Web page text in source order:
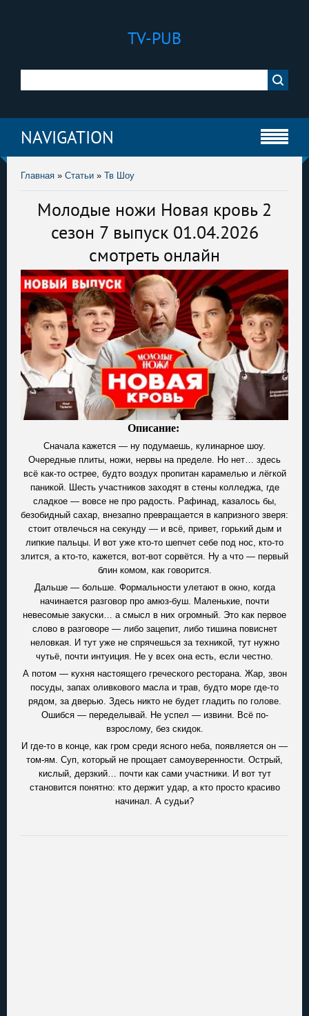
TV-PUB
NAVIGATION
Главная » Статьи » Тв Шоу
Молодые ножи Новая кровь 2
сезон 7 выпуск 01.04.2026
смотреть онлайн
Описание:
Сначала кажется — ну подумаешь, кулинарное шоу.
Очередные плиты, ножи, нервы на пределе. Но нет… здесь
всё как-то острее, будто воздух пропитан карамелью и лёгкой
паникой. Шесть участников заходят в стены колледжа, где
сладкое — вовсе не про радость. Рафинад, казалось бы,
безобидный сахар, внезапно превращается в капризного зверя:
стоит отвлечься на секунду — и всё, привет, горький дым и
липкие пальцы. И вот уже кто-то шепчет себе под нос, кто-то
злится, а кто-то, кажется, вот-вот сорвётся. Ну а что — первый
блин комом, как говорится.
Дальше — больше. Формальности улетают в окно, когда
начинается разговор про амюз-буш. Маленькие, почти
невесомые закуски… а смысл в них огромный. Это как первое
слово в разговоре — либо зацепит, либо тишина повиснет
неловкая. И тут уже не спрячешься за техникой, тут нужно
чутьё, почти интуиция. Не у всех она есть, если честно.
А потом — кухня настоящего греческого ресторана. Жар, звон
посуды, запах оливкового масла и трав, будто море где-то
рядом, за дверью. Здесь никто не будет гладить по голове.
Ошибся — переделывай. Не успел — извини. Всё по-
взрослому, без скидок.
И где-то в конце, как гром среди ясного неба, появляется он —
том-ям. Суп, который не прощает самоуверенности. Острый,
кислый, дерзкий… почти как сами участники. И вот тут
становится понятно: кто держит удар, а кто просто красиво
начинал. А судьи?